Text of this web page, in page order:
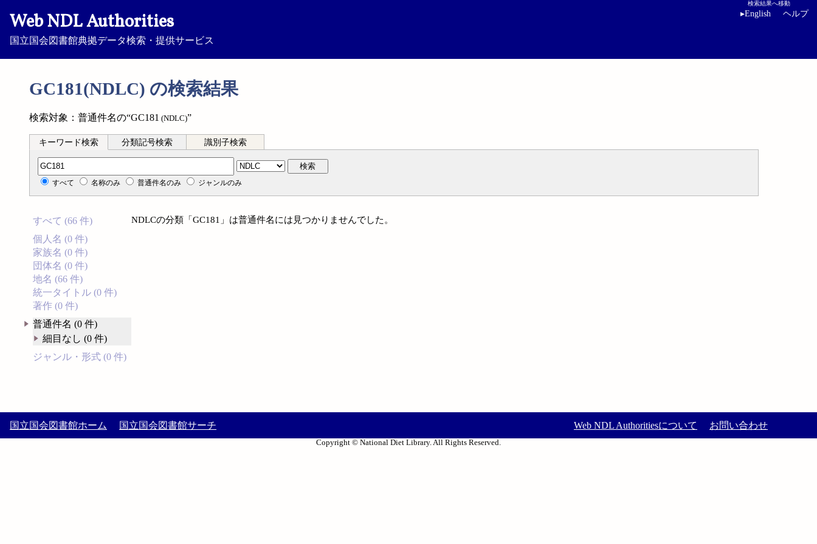
Web NDL Authorities
国立国会図書館典拠データ検索・提供サービス
検索結果へ移動
▸English ヘルプ
GC181(NDLC) の検索結果
検索対象：普通件名の“GC181 (NDLC)”
キーワード検索 分類記号検索 識別子検索
分類記号検索 検索
すべて 名称のみ 普通件名のみ ジャンルのみ
すべて (66 件)
個人名 (0 件)
家族名 (0 件)
団体名 (0 件)
地名 (66 件)
統一タイトル (0 件)
著作 (0 件)
普通件名 (0 件)
細目なし (0 件)
ジャンル・形式 (0 件)
NDLCの分類「GC181」は普通件名には見つかりませんでした。
国立国会図書館ホーム 国立国会図書館サーチ Web NDL Authoritiesについて お問い合わせ
Copyright © National Diet Library. All Rights Reserved.